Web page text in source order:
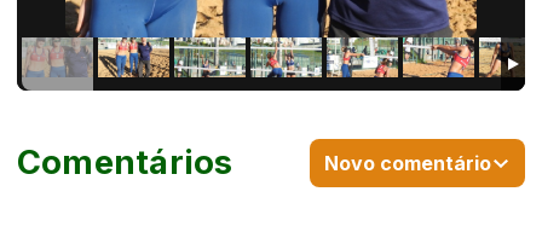
Comentários Novo comentário